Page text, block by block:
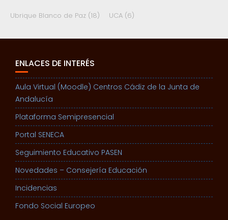
Ubrique Blanco de Paz (18) UCA (6)
ENLACES DE INTERÉS
Aula Virtual (Moodle) Centros Cádiz de la Junta de
Andalucía
Plataforma Semipresencial
Portal SENECA
Seguimiento Educativo PASEN
Novedades – Consejería Educación
Incidencias
Fondo Social Europeo